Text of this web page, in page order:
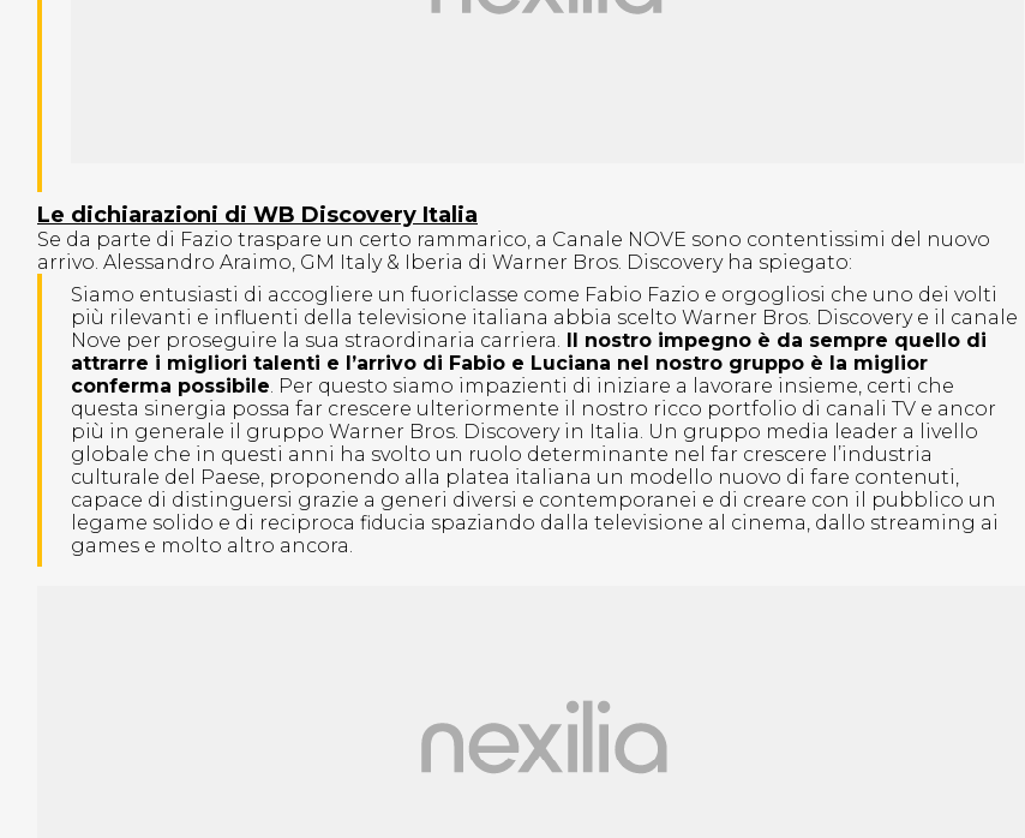
Le dichiarazioni di WB Discovery Italia
Se da parte di Fazio traspare un certo rammarico, a Canale NOVE sono contentissimi del nuovo
arrivo. Alessandro Araimo, GM Italy & Iberia di Warner Bros. Discovery ha spiegato:
Siamo entusiasti di accogliere un fuoriclasse come Fabio Fazio e orgogliosi che uno dei volti
più rilevanti e influenti della televisione italiana abbia scelto Warner Bros. Discovery e il canale
Nove per proseguire la sua straordinaria carriera. Il nostro impegno è da sempre quello di
attrarre i migliori talenti e l’arrivo di Fabio e Luciana nel nostro gruppo è la miglior
conferma possibile. Per questo siamo impazienti di iniziare a lavorare insieme, certi che
questa sinergia possa far crescere ulteriormente il nostro ricco portfolio di canali TV e ancor
più in generale il gruppo Warner Bros. Discovery in Italia. Un gruppo media leader a livello
globale che in questi anni ha svolto un ruolo determinante nel far crescere l’industria
culturale del Paese, proponendo alla platea italiana un modello nuovo di fare contenuti,
capace di distinguersi grazie a generi diversi e contemporanei e di creare con il pubblico un
legame solido e di reciproca fiducia spaziando dalla televisione al cinema, dallo streaming ai
games e molto altro ancora.